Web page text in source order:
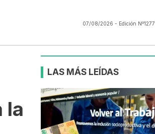
07/08/2026 - Edición Nº1277
la
LAS MÁS LEÍDAS